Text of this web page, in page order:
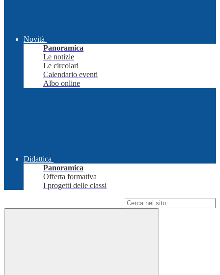
Novità
Panoramica
Le notizie
Le circolari
Calendario eventi
Albo online
Didattica
Panoramica
Offerta formativa
I progetti delle classi